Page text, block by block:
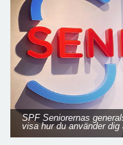
SPF Seniorernas
visa hur du använder dig